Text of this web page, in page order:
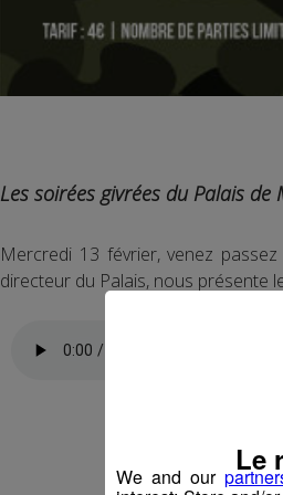
Les soirées givrées du Palais
Mercredi 13 février, venez
directeur du Palais, nous présente
We and our Le